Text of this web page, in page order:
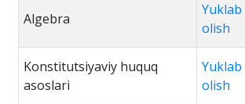
Algebra
Yuklab
olish
Konstitutsiyaviy huquq
asoslari
Yuklab
olish